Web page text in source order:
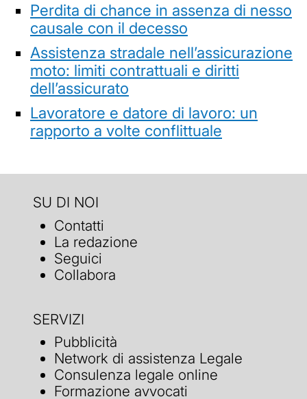
Perdita di chance in assenza di nesso
causale con il decesso
Assistenza stradale nell’assicurazione
moto: limiti contrattuali e diritti
dell’assicurato
Lavoratore e datore di lavoro: un
rapporto a volte conflittuale
SU DI NOI
Contatti
La redazione
Seguici
Collabora
SERVIZI
Pubblicità
Network di assistenza Legale
Consulenza legale online
Formazione avvocati